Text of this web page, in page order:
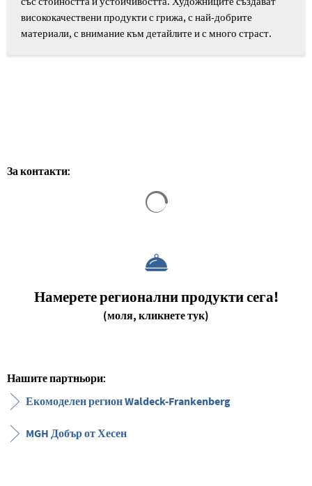
висококачествени продукти с грижа, с най-добрите
материали, с внимание към детайлите и с много страст.
За контакти:
Намерете регионални продукти сега!
(моля, кликнете тук)
Нашите партньори:
Екомоделен регион Waldeck-Frankenberg
MGH Добър от Хесен